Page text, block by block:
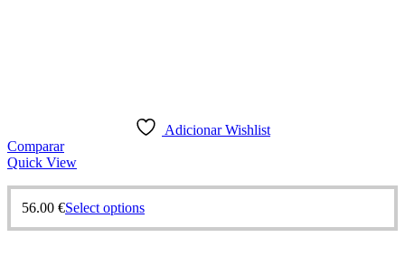
Adicionar Wishlist
Comparar
Quick View
56.00 €Select options